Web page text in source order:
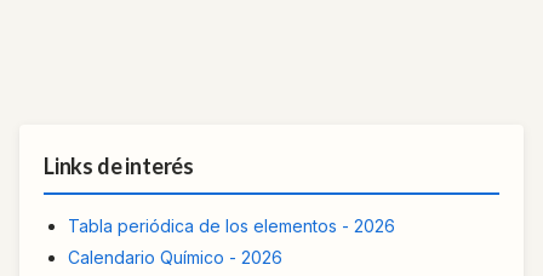
Links de interés
Tabla periódica de los elementos - 2026
Calendario Químico - 2026